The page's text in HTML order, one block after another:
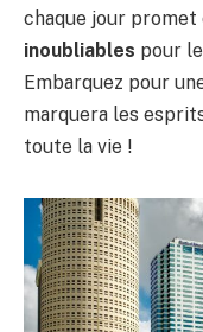
chaque jour promet
inoubliables pour
Embarquez pour
marquera les
toute la vie !